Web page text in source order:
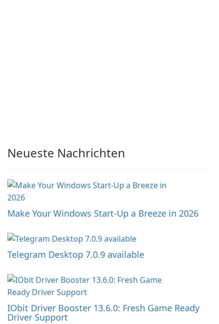
Neueste Nachrichten
Make Your Windows Start-Up a Breeze in 2026
Telegram Desktop 7.0.9 available
IObit Driver Booster 13.6.0: Fresh Game Ready
Driver Support